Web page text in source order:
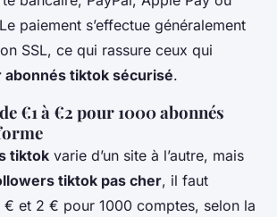
paiement s’effectue généralement
SSL, ce qui rassure ceux qui
abonnés tiktok sécurisé.
€1 à €2 pour 1000 abonnés
tiktok varie d’un site à l’autre, mais
tiktok pas cher, il faut
€ et 2 € pour 1000 comptes, selon la